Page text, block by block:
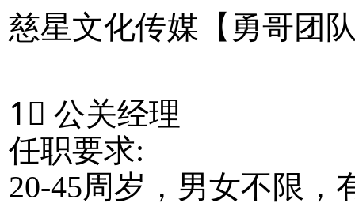
慈星文化传媒【勇哥团
1⃣ 公关经理
任职要求:
20-45周岁，男女不限